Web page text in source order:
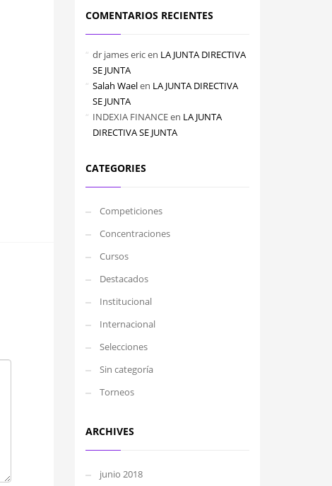
COMENTARIOS RECIENTES
dr james ericen LA JUNTA DIRECTIVA
SE JUNTA
Salah Waelen LA JUNTA DIRECTIVA
SE JUNTA
INDEXIA FINANCEen LA JUNTA
DIRECTIVA SE JUNTA
CATEGORIES
Competiciones
Concentraciones
Cursos
Destacados
Institucional
Internacional
Selecciones
Sin categoría
Torneos
ARCHIVES
junio 2018